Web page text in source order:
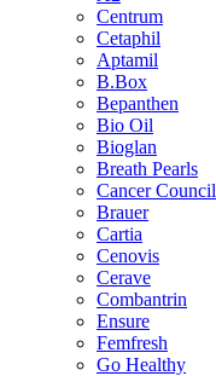
Centrum
Cetaphil
Aptamil
B.Box
Bepanthen
Bio Oil
Bioglan
Breath Pearls
Cancer Council
Brauer
Cartia
Cenovis
Cerave
Combantrin
Ensure
Femfresh
Go Healthy